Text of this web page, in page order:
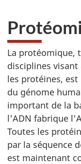
La protéomique,
disciplines
les protéines,
du génome
important de la
l'ADN fabrique
Toutes les
par la séquence
est maintenant